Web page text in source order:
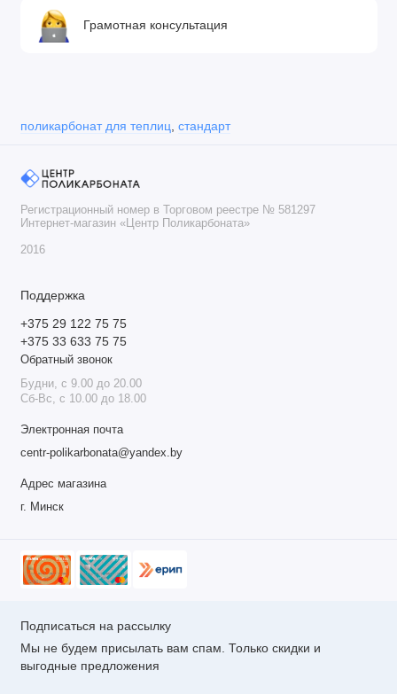
Грамотная консультация
поликарбонат для теплиц стандарт
Регистрационный номер в Торговом реестре № 581297
Интернет-магазин «Центр Поликарбоната»
2016
Поддержка
+375 29 122 75 75
+375 33 633 75 75
Обратный звонок
Будни, с 9.00 до 20.00
Сб-Вс, с 10.00 до 18.00
Электронная почта
centr-polikarbonata@yandex.by
Адрес магазина
г. Минск
Подписаться на рассылку
Мы не будем присылать вам спам. Только скидки и
выгодные предложения